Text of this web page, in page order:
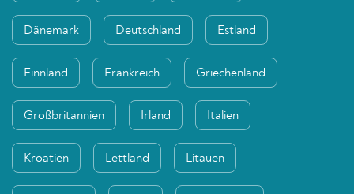
Dänemark Deutschland Estland
Finnland Frankreich Griechenland
Großbritannien Irland Italien
Kroatien Lettland Litauen